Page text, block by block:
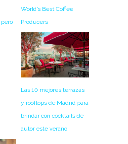
World’s Best Coffee
Producers
Las 10 mejores terrazas
y rooftops de Madrid para
brindar con cocktails de
autor este verano